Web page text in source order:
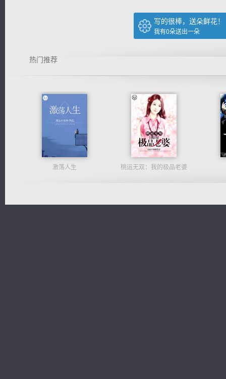
写的很棒，送朵鲜花！
我有0朵送出一朵
热门推荐
激荡人生 桃运无双：我的极品老婆